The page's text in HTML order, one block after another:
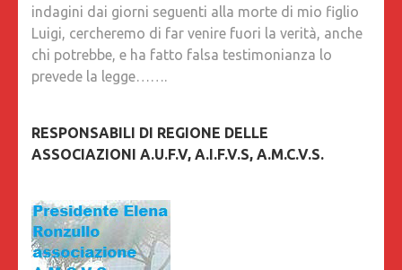
indagini dai giorni seguenti alla morte di mio figlio
Luigi, cercheremo di far venire fuori la verità, anche
chi potrebbe, e ha fatto falsa testimonianza lo
prevede la legge…….
RESPONSABILI DI REGIONE DELLE
ASSOCIAZIONI A.U.F.V, A.I.F.V.S, A.M.C.V.S.